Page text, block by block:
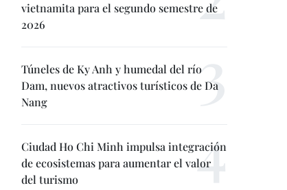
vietnamita para el segundo semestre de
2026
Túneles de Ky Anh y humedal del río
Dam, nuevos atractivos turísticos de Da
Nang
Ciudad Ho Chi Minh impulsa integración
de ecosistemas para aumentar el valor
del turismo